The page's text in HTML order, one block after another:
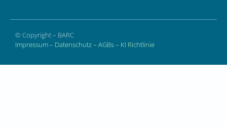
© Copyright – BARC
Impressum– Datenschutz– AGBs– KI Richtlinie